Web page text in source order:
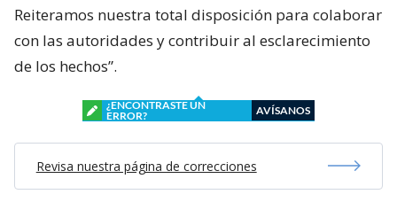
Reiteramos nuestra total disposición para colaborar
con las autoridades y contribuir al esclarecimiento
de los hechos”.
¿ENCONTRASTE UN
ERROR?
AVÍSANOS
Revisa nuestra página de correcciones